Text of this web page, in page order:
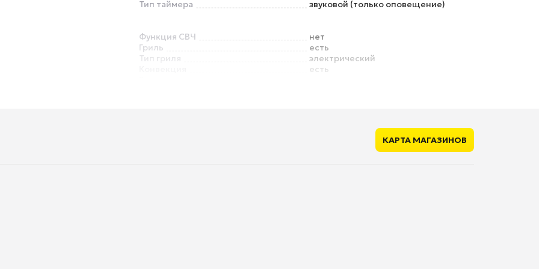
Тип таймера
звуковой (только оповещение)
Функция СВЧ
нет
Гриль
есть
Тип гриля
электрический
есть
КАРТА МАГАЗИНОВ